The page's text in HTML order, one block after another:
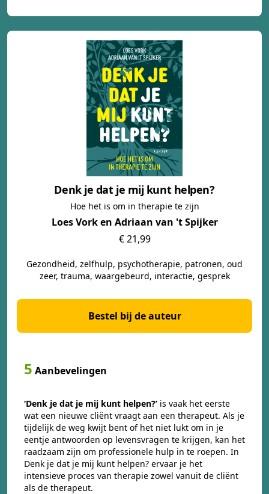
Denk je dat je mij kunt helpen?
Hoe het is om in therapie te zijn
Loes Vork en Adriaan van 't Spijker
€ 21,99
Gezondheid, zelfhulp, psychotherapie, patronen, oud
zeer, trauma, waargebeurd, interactie, gesprek
Bestel bij de auteur
5 Aanbevelingen
‘Denk je dat je mij kunt helpen?’ is vaak het eerste
wat een nieuwe cliënt vraagt aan een therapeut. Als je
tijdelijk de weg kwijt bent of het niet lukt om in je
eentje antwoorden op levensvragen te krijgen, kan het
raadzaam zijn om professionele hulp in te roepen. In
Denk je dat je mij kunt helpen? ervaar je het
intensieve proces van therapie zowel vanuit de cliënt
als de therapeut.